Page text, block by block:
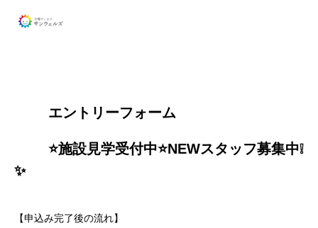
        エントリーフォーム
✨
【申込み完了後の流れ】